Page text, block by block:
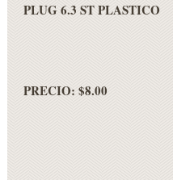
PLUG 6.3 ST PLASTICO
PRECIO: $8.00